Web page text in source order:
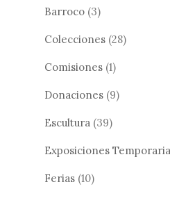
Barroco (3)
Colecciones (28)
Comisiones (1)
Donaciones (9)
Escultura (39)
Exposiciones
Ferias (10)